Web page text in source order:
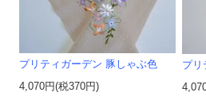
プリティガーデン 豚しゃぶ色
4,070円(税370円)
プリ